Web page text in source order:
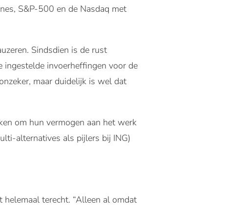
S&P-500 en de Nasdaq met
Sindsdien is de rust
ingestelde invoerheffingen voor de
maar duidelijk is wel dat
om hun vermogen aan het werk
alternatives als pijlers bij ING)
terecht. “Alleen al omdat